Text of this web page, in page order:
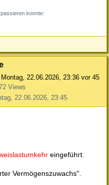
konnte:
Montag, 22.06.2026, 23:36 vor 45
Views
22.06.2026, 23:45
eingeführt.
Vermögenszuwachs".